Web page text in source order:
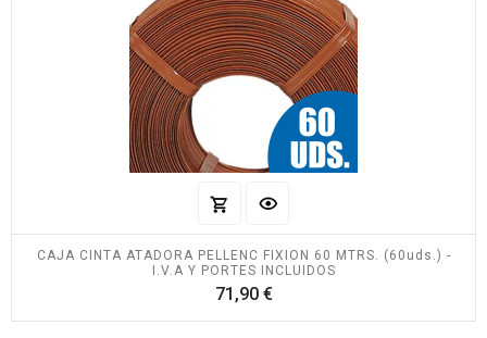
CAJA CINTA ATADORA PELLENC FIXION 60 MTRS. (60uds.) -
I.V.A Y PORTES INCLUIDOS
71,90 €Precio